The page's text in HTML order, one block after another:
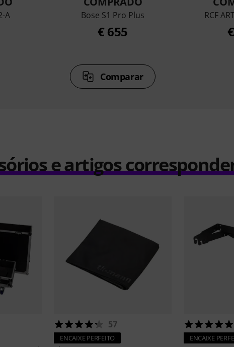
A Bose S1 Pro Plus
€ 655
RCF
Comparar
e artigos
57
ENCAIXE PERFEITO ENCAIXE